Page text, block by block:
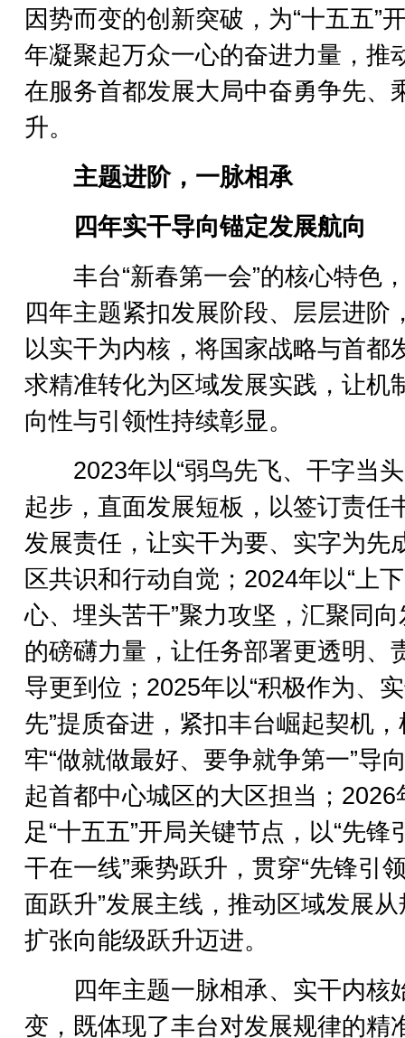
因势而变的创新突破，为“十五五”
年凝聚起万众一心的奋进力量，推
在服务首都发展大局中奋勇争先、
升。
主题进阶，一脉相承
四年实干导向锚定发展航向
丰台“新春第一会”的核心特色
四年主题紧扣发展阶段、层层进阶
以实干为内核，将国家战略与首都
求精准转化为区域发展实践，让机
向性与引领性持续彰显。
2023年以“弱鸟先飞、干字当头
起步，直面发展短板，以签订责任
发展责任，让实干为要、实字为先
区共识和行动自觉；2024年以“上
心、埋头苦干”聚力攻坚，汇聚同
的磅礴力量，让任务部署更透明、
导更到位；2025年以“积极作为、
先”提质奋进，紧扣丰台崛起契机，
牢“做就做最好、要争就争第一”导
起首都中心城区的大区担当；2026
足“十五五”开局关键节点，以“先锋
干在一线”乘势跃升，贯穿“先锋引
面跃升”发展主线，推动区域发展
扩张向能级跃升迈进。
四年主题一脉相承、实干内核
变，既体现了丰台对发展规律的精